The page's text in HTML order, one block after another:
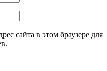
сайта в этом браузере для